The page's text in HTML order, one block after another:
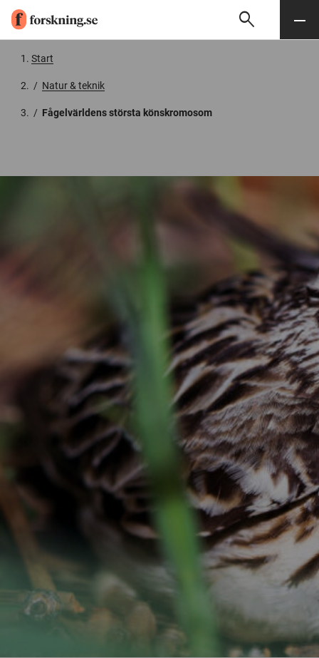
Söksearch Meny
Start
/ Natur & teknik
/ Fågelvärldens största könskromosom